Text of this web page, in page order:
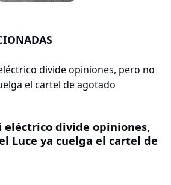
eléctrico divide opiniones,
Luce ya cuelga el cartel de